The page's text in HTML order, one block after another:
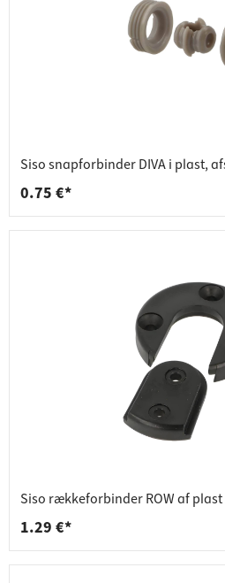
Siso snapforbinder DIVA i plast,
0.75 €*
Siso rækkeforbinder ROW af plast
1.29 €*